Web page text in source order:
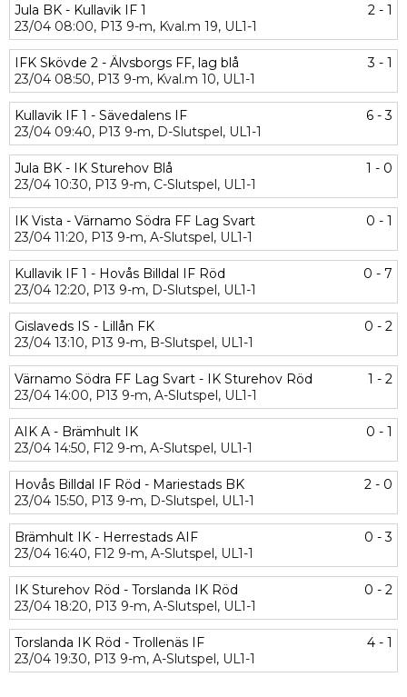
Jula BK - Kullavik IF 1
2 - 1
23/04 08:00, P13 9-m, Kval.m 19, UL1-1
IFK Skövde 2 - Älvsborgs FF, lag blå
3 - 1
23/04 08:50, P13 9-m, Kval.m 10, UL1-1
Kullavik IF 1 - Sävedalens IF
6 - 3
23/04 09:40, P13 9-m, D-Slutspel, UL1-1
Jula BK - IK Sturehov Blå
1 - 0
23/04 10:30, P13 9-m, C-Slutspel, UL1-1
IK Vista - Värnamo Södra FF Lag Svart
0 - 1
23/04 11:20, P13 9-m, A-Slutspel, UL1-1
Kullavik IF 1 - Hovås Billdal IF Röd
0 - 7
23/04 12:20, P13 9-m, D-Slutspel, UL1-1
Gislaveds IS - Lillån FK
0 - 2
23/04 13:10, P13 9-m, B-Slutspel, UL1-1
Värnamo Södra FF Lag Svart - IK Sturehov Röd
1 - 2
23/04 14:00, P13 9-m, A-Slutspel, UL1-1
AIK A - Brämhult IK
0 - 1
23/04 14:50, F12 9-m, A-Slutspel, UL1-1
Hovås Billdal IF Röd - Mariestads BK
2 - 0
23/04 15:50, P13 9-m, D-Slutspel, UL1-1
Brämhult IK - Herrestads AIF
0 - 3
23/04 16:40, F12 9-m, A-Slutspel, UL1-1
IK Sturehov Röd - Torslanda IK Röd
0 - 2
23/04 18:20, P13 9-m, A-Slutspel, UL1-1
Torslanda IK Röd - Trollenäs IF
4 - 1
23/04 19:30, P13 9-m, A-Slutspel, UL1-1